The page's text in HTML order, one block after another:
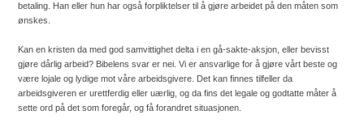
betaling. Han eller hun har også forpliktelser til å gjøre arbeidet på den måten som
ønskes.
Kan en kristen da med god samvittighet delta i en gå-sakte-aksjon, eller bevisst
gjøre dårlig arbeid? Bibelens svar er nei. Vi er ansvarlige for å gjøre vårt beste og
være lojale og lydige mot våre arbeidsgivere. Det kan finnes tilfeller da
arbeidsgiveren er urettferdig eller uærlig, og da fins det legale og godtatte måter å
sette ord på det som foregår, og få forandret situasjonen.